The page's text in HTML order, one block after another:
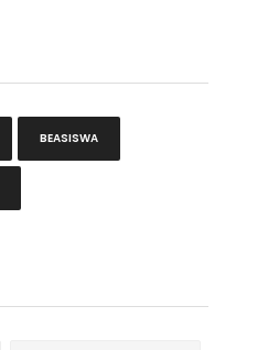
BEASISWA